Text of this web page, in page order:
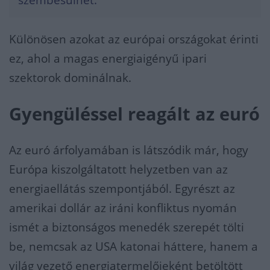
Különösen azokat az európai országokat érinti
ez, ahol a magas energiaigényű ipari
szektorok dominálnak.
Gyengüléssel reagált az euró
Az euró árfolyamában is látszódik már, hogy
Európa kiszolgáltatott helyzetben van az
energiaellátás szempontjából. Egyrészt az
amerikai dollár az iráni konfliktus nyomán
ismét a biztonságos menedék szerepét tölti
be, nemcsak az USA katonai háttere, hanem a
világ vezető energiatermelőjeként betöltött